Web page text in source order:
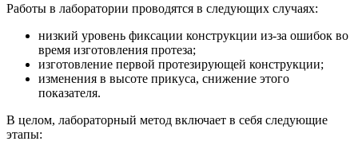
Работы в лаборатории проводятся в следующих случаях:
низкий уровень фиксации конструкции из-за ошибок во
время изготовления протеза;
изготовление первой протезирующей конструкции;
изменения в высоте прикуса, снижение этого
показателя.
В целом, лабораторный метод включает в себя следующие
этапы: